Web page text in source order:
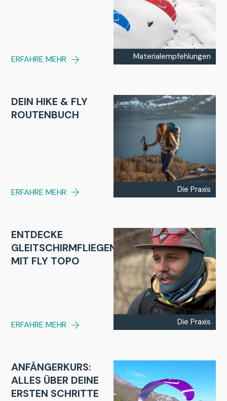
ERFAHRE MEHR Materialempfehlungen
DEIN HIKE & FLY
ROUTENBUCH
ERFAHRE MEHR Die Praxis
ENTDECKE
GLEITSCHIRMFLIEGEN
MIT FLY TOPO
ERFAHRE MEHR Die Praxis
ANFÄNGERKURS:
ALLES ÜBER DEINE
ERSTEN SCHRITTE